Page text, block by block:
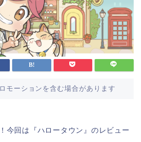
モーションを含む場合があります
今回は『ハロータウン』のレビュー